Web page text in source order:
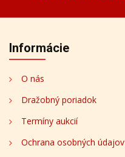
Informácie
O nás
Dražobný poriadok
Termíny aukcií
Ochrana osobných údajov